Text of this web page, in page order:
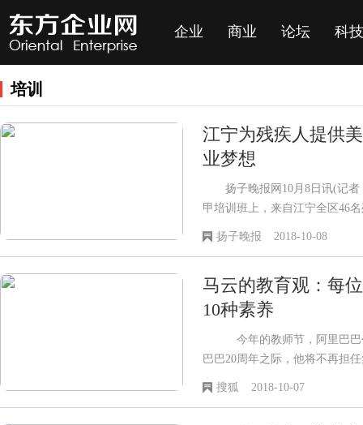
企业 商业 论坛 科技
培训
江宁为残疾人提供
业梦想
扬子晚报网10月8日讯(记者
甲培训班上，来自江宁全区46
扬子晚报 2018-10-08
马云的教育观：每
10种素养
今年的教师节，阿里巴巴创
巴巴20周年之际，他将不再担
CEO张勇接任。 马云称，创
搜狐 2018-10-07